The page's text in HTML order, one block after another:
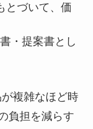
とづいて、価
・提案書とし
複雑なほど時
負担を減らす